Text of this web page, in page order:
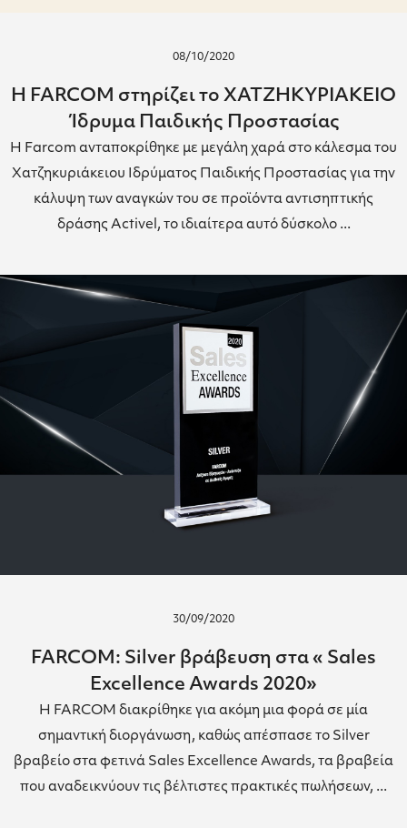
08/10/2020
Η FARCOM στηρίζει το ΧΑΤΖΗΚΥΡΙΑΚΕΙΟ
Ίδρυμα Παιδικής Προστασίας
Η Farcom ανταποκρίθηκε με μεγάλη χαρά στο κάλεσμα του
Χατζηκυριάκειου Ιδρύματος Παιδικής Προστασίας για την
κάλυψη των αναγκών του σε προϊόντα αντισηπτικής
δράσης Activel, το ιδιαίτερα αυτό δύσκολο ...
30/09/2020
FARCOM: Silver βράβευση στα « Sales
Excellence Awards 2020»
H FARCOM διακρίθηκε για ακόμη μια φορά σε μία
σημαντική διοργάνωση, καθώς απέσπασε το Silver
βραβείο στα φετινά Sales Excellence Awards, τα βραβεία
που αναδεικνύουν τις βέλτιστες πρακτικές πωλήσεων, ...